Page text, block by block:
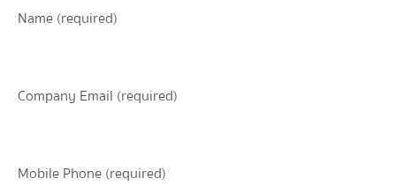
Name (required)
Company Email (required)
Mobile Phone (required)